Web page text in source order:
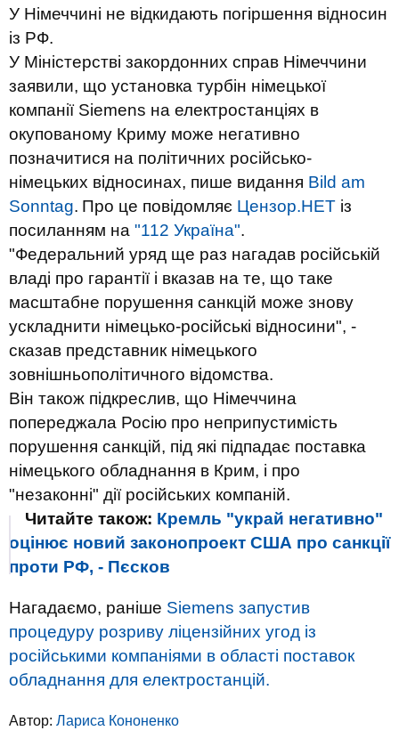
У Німеччині не відкидають погіршення відносин
із РФ.
У Міністерстві закордонних справ Німеччини
заявили, що установка турбін німецької
компанії Siemens на електростанціях в
окупованому Криму може негативно
позначитися на політичних російсько-
німецьких відносинах, пише видання Bild am
Sonntag. Про це повідомляє Цензор.НЕТ із
посиланням на "112 Україна".
"Федеральний уряд ще раз нагадав російській
владі про гарантії і вказав на те, що таке
масштабне порушення санкцій може знову
ускладнити німецько-російські відносини", -
сказав представник німецького
зовнішньополітичного відомства.
Він також підкреслив, що Німеччина
попереджала Росію про неприпустимість
порушення санкцій, під які підпадає поставка
німецького обладнання в Крим, і про
"незаконні" дії російських компаній.
Читайте також: Кремль "украй негативно"
оцінює новий законопроект США про санкції
проти РФ, - Пєсков
Нагадаємо, раніше Siemens запустив
процедуру розриву ліцензійних угод із
російськими компаніями в області поставок
обладнання для електростанцій.
Автор: Лариса Кононенко